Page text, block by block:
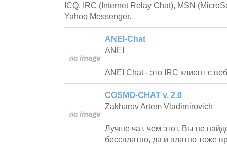
ICQ, IRC (Internet Relay Chat), MSN
Yahoo Messenger.
ANEI-Chat
ANEI
ANEI Chat - это IRC клиент с
COSMO-CHAT v. 2.0
Zakharov Artem Vladimirovich
Лучше чат, чем этот, Вы не
бессплатно, да и платно тоже